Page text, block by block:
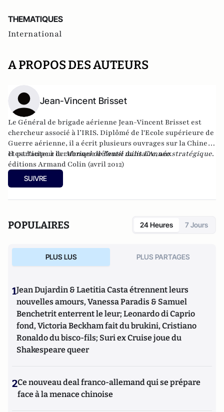
THEMATIQUES
International
A PROPOS DES AUTEURS
Jean-Vincent Brisset
Le Général de brigade aérienne Jean-Vincent Brisset est
chercheur associé à l’IRIS. Diplômé de l'Ecole supérieure de
Guerre aérienne, il a écrit plusieurs ouvrages sur la Chine,
et participe à la rubrique défense dansL’Année stratégique.
Il est l'auteur deManuel de l'outil militaire, aux
éditions Armand Colin (avril 2012)
SUIVRE
POPULAIRES 24 Heures 7 Jours
PLUS LUS PLUS PARTAGES
1Jean Dujardin & Laetitia Casta étrennent leurs
nouvelles amours, Vanessa Paradis & Samuel
Benchetrit enterrent le leur; Leonardo di Caprio
fond, Victoria Beckham fait du brukini, Cristiano
Ronaldo du bisco-fils; Suri ex Cruise joue du
Shakespeare queer
2Ce nouveau deal franco-allemand qui se prépare
face à la menace chinoise